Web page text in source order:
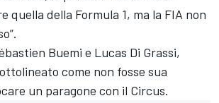
quella della Formula 1, ma la FIA non
Buemi e Lucas Di Grassi,
come non fosse sua
un paragone con il Circus.